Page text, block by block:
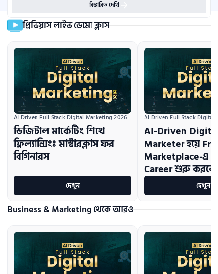
বিস্তারিত দেখি
প্রিভিয়াস লাইভ ডেমো ক্লাস
AI Driven Full Stack Digital Marketing 2026
ডিজিটাল মার্কেটিং শিখে
ফ্রিল্যান্সিংঃ মাস্টারক্লাস ফর
বিগিনারস
দেখুন
AI Driven Full Stack Digital
AI-Driven
Marketer হয়ে
Marketplace-এ
Career শুরু
দেখুন
Business & Marketing থেকে আরও